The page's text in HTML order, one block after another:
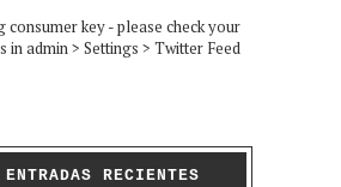
consumer key - please check your
in admin > Settings > Twitter Feed
ENTRADAS RECIENTES